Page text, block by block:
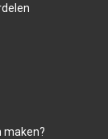
maken?